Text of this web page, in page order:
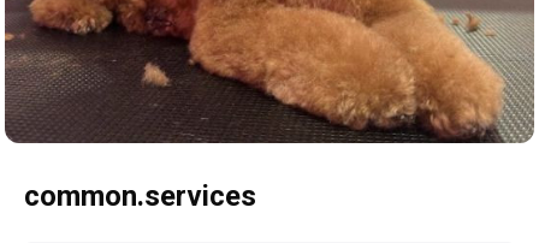
common.services